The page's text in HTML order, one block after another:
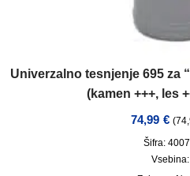
Univerzalno tesnjenje 695 za
(kamen +++, les
74,99 € (
Šifra:
Vsebina: